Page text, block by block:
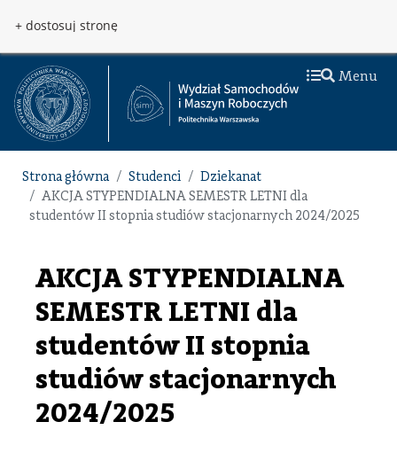
+ dostosuj stronę
Menu
Strona główna Studenci
Dziekanat
AKCJA STYPENDIALNA SEMESTR LETNI dla
studentów II stopnia studiów stacjonarnych 2024/2025
AKCJA STYPENDIALNA
SEMESTR LETNI dla
studentów II stopnia
studiów stacjonarnych
2024/2025